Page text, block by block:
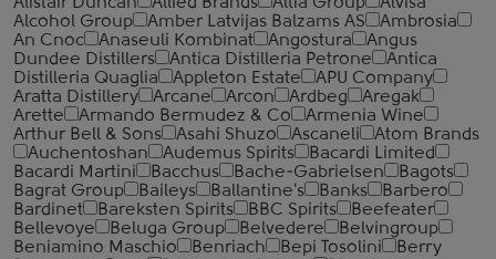
Alcohol Group
Amber Latvijas Balzams AS
Ambrosia
An Cnoc
Anaseuli Kombinat Angostura
Angus
Dundee Distillers
Antica Distilleria Petrone
Antica
Distilleria Quaglia
Appleton Estate
APU Company
Aratta Distillery
Arcane Arcon Ardbeg
Aregak
Arette
Armando Bermudez & Co
Armenia Wine
Arthur Bell & Sons
Asahi Shuzo Ascaneli
Atom Brands
Auchentoshan
Audemus Spirits
Bacardi Limited
Bacardi Martini
Bacchus Bache-Gabrielsen
Bagots
Bagrat Group
Baileys Ballantine's Banks
Barbero
Bardinet
Bareksten Spirits BBC Spirits
Beefeater
Bellevoye
Beluga Group Belvedere
Belvingroup
Beniamino Maschio
Benriach Bepi Tosolini
Berry